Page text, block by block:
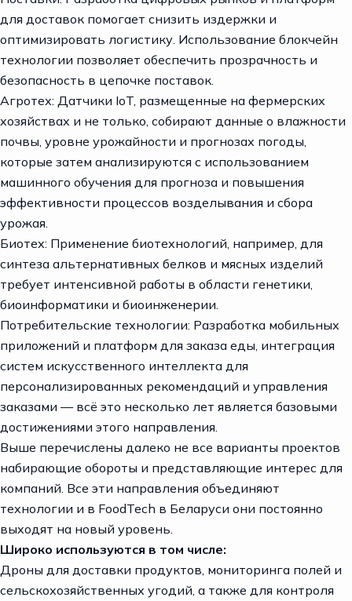
для доставок помогает снизить издержки и
оптимизировать логистику. Использование блокчейн
технологии позволяет обеспечить прозрачность и
безопасность в цепочке поставок.
Агротех: Датчики IoT, размещенные на фермерских
хозяйствах и не только, собирают данные о влажности
почвы, уровне урожайности и прогнозах погоды,
которые затем анализируются с использованием
машинного обучения для прогноза и повышения
эффективности процессов возделывания и сбора
урожая.
Биотех: Применение биотехнологий, например, для
синтеза альтернативных белков и мясных изделий
требует интенсивной работы в области генетики,
биоинформатики и биоинженерии.
Потребительские технологии: Разработка мобильных
приложений и платформ для заказа еды, интеграция
систем искусственного интеллекта для
персонализированных рекомендаций и управления
заказами — всё это несколько лет является базовыми
достижениями этого направления.
Выше перечислены далеко не все варианты проектов
набирающие обороты и представляющие интерес для
компаний. Все эти направления объединяют
технологии и в FoodTech в Беларуси они постоянно
выходят на новый уровень.
Широко используются в том числе:
Дроны для доставки продуктов, мониторинга полей и
сельскохозяйственных угодий, а также для контроля